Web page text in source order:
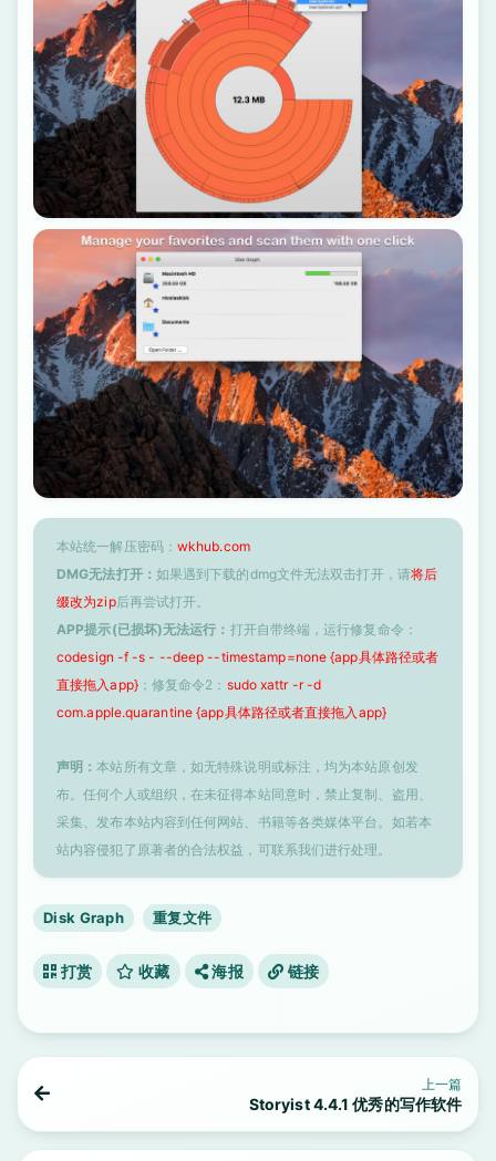
本站统一解压密码： wkhub.com
DMG无法打开： 如果遇到下载的dmg文件无法双击打开，请将后
缀改为zip后再尝试打开。
APP提示(已损坏)无法运行： 打开自带终端，运行修复命令：
codesign -f -s - --deep --timestamp=none {app具体路径或者
直接拖入app}；修复命令2： sudo xattr -r -d
com.apple.quarantine {app具体路径或者直接拖入app}
声明：本站所有文章，如无特殊说明或标注，均为本站原创发
布。任何个人或组织，在未征得本站同意时，禁止复制、盗用、
采集、发布本站内容到任何网站、书籍等各类媒体平台。如若本
站内容侵犯了原著者的合法权益，可联系我们进行处理。
Disk Graph 重复文件
打赏 收藏 海报 链接
上一篇
Storyist 4.4.1 优秀的写作软件